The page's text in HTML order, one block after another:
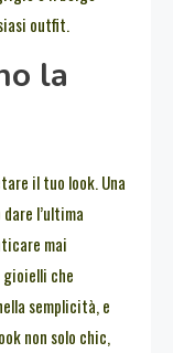
outfit.
la
il tuo look. Una
l’ultima
mai
gioielli che
semplicità, e
non solo chic,